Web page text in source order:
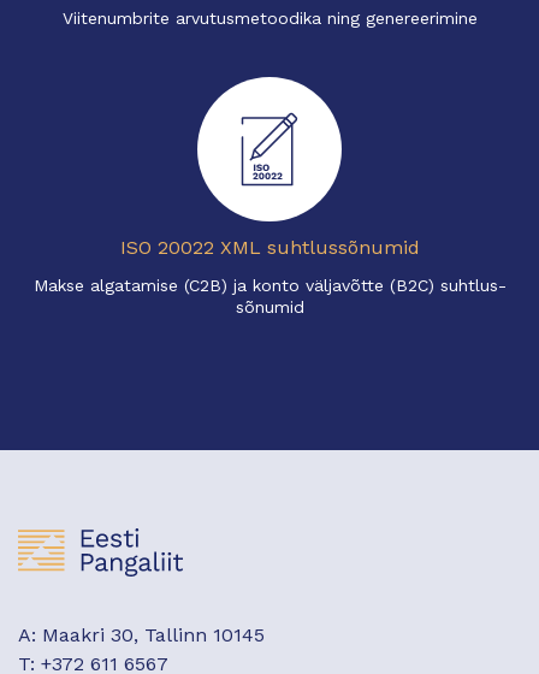
Viitenumbrite arvutusmetoodika ning genereerimine
ISO 20022 XML suhtlussõnumid
Makse algatamise (C2B) ja konto väljavõtte (B2C) suhtlus-
sõnumid
A: Maakri 30, Tallinn 10145
T: +372 611 6567